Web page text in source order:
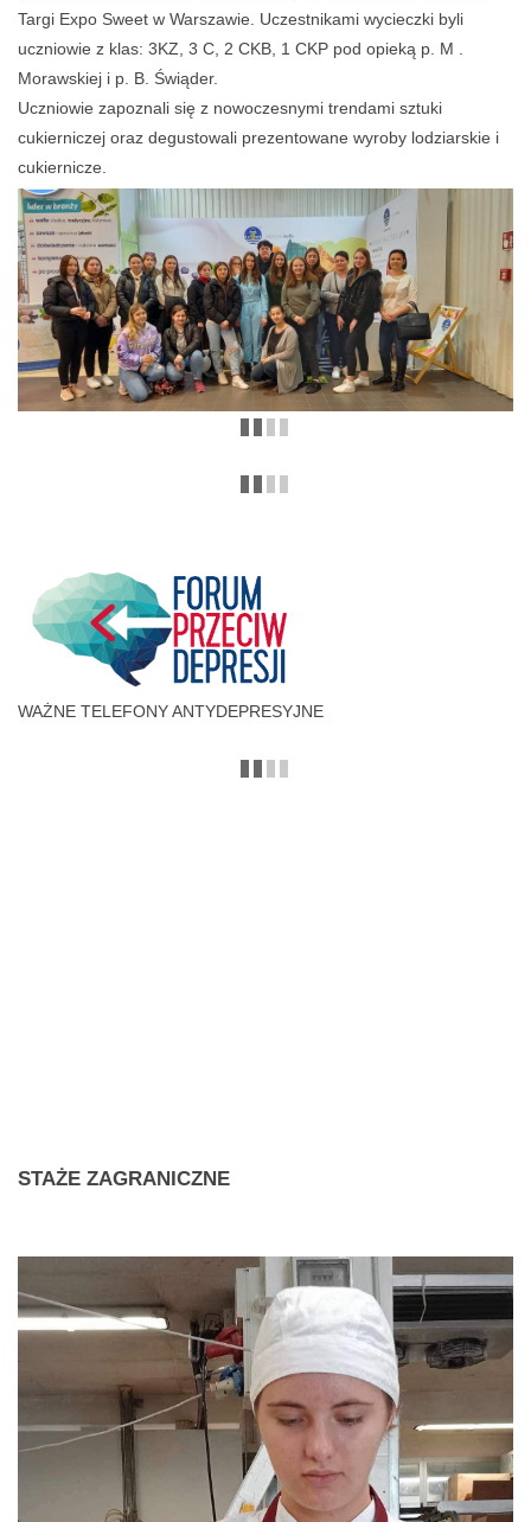
Targi Expo Sweet w Warszawie. Uczestnikami wycieczki byli
uczniowie z klas: 3KZ, 3 C, 2 CKB, 1 CKP pod opieką p. M .
Morawskiej i p. B. Świąder.
Uczniowie zapoznali się z nowoczesnymi trendami sztuki
cukierniczej oraz degustowali prezentowane wyroby lodziarskie i
cukiernicze.
WAŻNE TELEFONY ANTYDEPRESYJNE
STAŻE ZAGRANICZNE